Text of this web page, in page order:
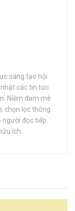
sáng tạo nội
các tin tức
Niềm đam mê
chọn lọc thông
người đọc tiếp
ích.